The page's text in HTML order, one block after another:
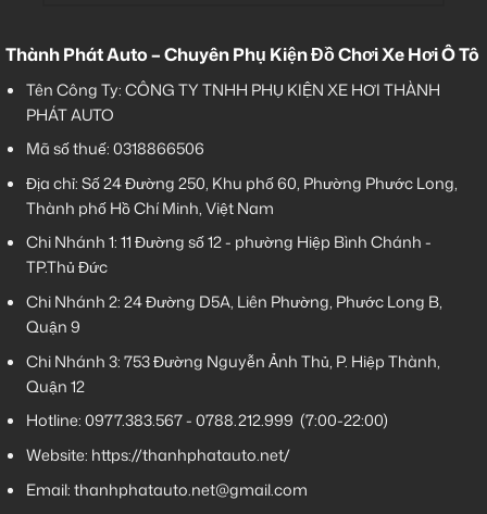
Thành Phát Auto – Chuyên Phụ Kiện Đồ Chơi Xe Hơi Ô Tô
Tên Công Ty: CÔNG TY TNHH PHỤ KIỆN XE HƠI THÀNH
PHÁT AUTO
Mã số thuế: 0318866506
Địa chỉ: Số 24 Đường 250, Khu phố 60, Phường Phước Long,
Thành phố Hồ Chí Minh, Việt Nam
Chi Nhánh 1:11 Đường số 12 - phường Hiệp Bình Chánh -
TP.Thủ Đức
Chi Nhánh 2:24 Đường D5A, Liên Phường, Phước Long B,
Quận 9
Chi Nhánh 3:753 Đường Nguyễn Ảnh Thủ, P. Hiệp Thành,
Quận 12
Hotline:0977.383.567-0788.212.999 (7:00-22:00)
Website: https://thanhphatauto.net/
Email:thanhphatauto.net@gmail.com